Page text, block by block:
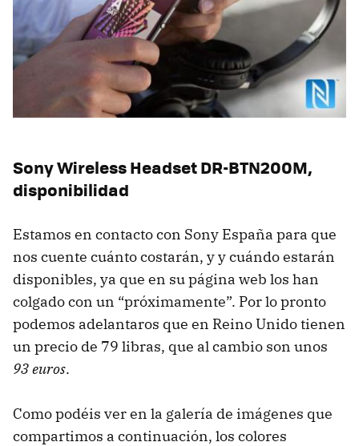
Sony Wireless Headset DR-BTN200M,
disponibilidad
Estamos en contacto con Sony España para que
nos cuente cuánto costarán, y y cuándo estarán
disponibles, ya que en su página web los han
colgado con un “próximamente”. Por lo pronto
podemos adelantaros que en Reino Unido tienen
un precio de 79 libras, que al cambio son unos
93 euros.
Como podéis ver en la galería de imágenes que
compartimos a continuación, los colores